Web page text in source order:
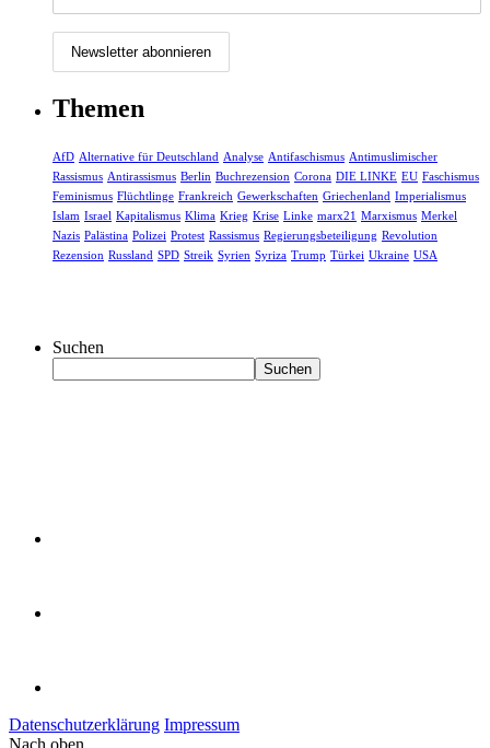
Themen
AfD Alternative für Deutschland Analyse Antifaschismus Antimuslimischer
Rassismus Antirassismus Berlin Buchrezension Corona DIE LINKE EU Faschismus
Feminismus Flüchtlinge Frankreich Gewerkschaften Griechenland Imperialismus
Islam Israel Kapitalismus Klima Krieg Krise Linke marx21 Marxismus Merkel
Nazis Palästina Polizei Protest Rassismus Regierungsbeteiligung Revolution
Rezension Russland SPD Streik Syrien Syriza Trump Türkei Ukraine USA
Suchen
Suchen
Datenschutzerklärung Impressum
Nach oben